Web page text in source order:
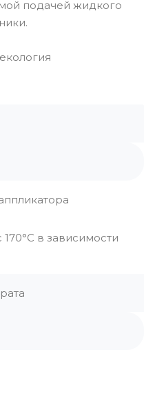
подачей жидкого
в зависимости